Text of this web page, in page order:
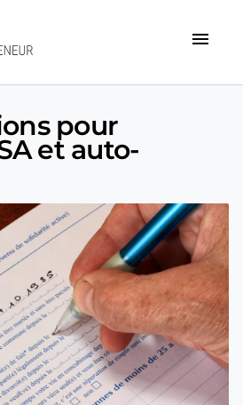
menu
pour
et auto-